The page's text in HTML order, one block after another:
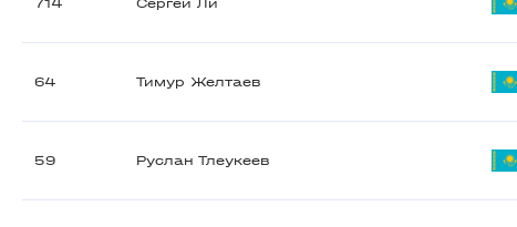
714 Сергей Ли
64 Тимур Желтаев
59 Руслан Тлеукеев